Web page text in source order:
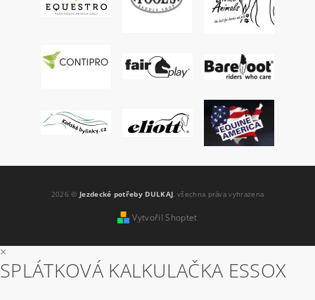
2026 © Jezdecké potřeby DULKAJ, všechna práva vyhrazena
Vytvořil Shoptet
×
SPLÁTKOVÁ KALKULAČKA ESSOX